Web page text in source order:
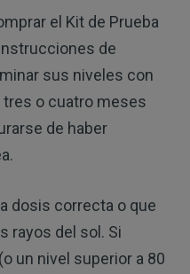
el Kit de Prueba
de
sus niveles con
tres o cuatro meses
de haber
dosis correcta o que
rayos del sol. Si
un nivel superior a 80